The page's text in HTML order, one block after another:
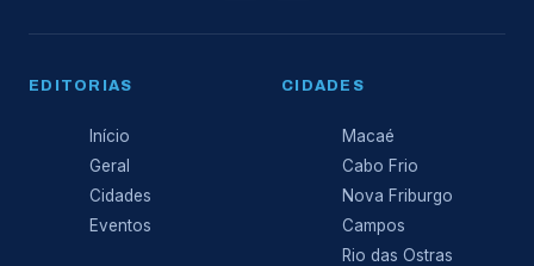
EDITORIAS
Início
Geral
Cidades
Eventos
CIDADES
Macaé
Cabo Frio
Nova Friburgo
Campos
Rio das Ostras